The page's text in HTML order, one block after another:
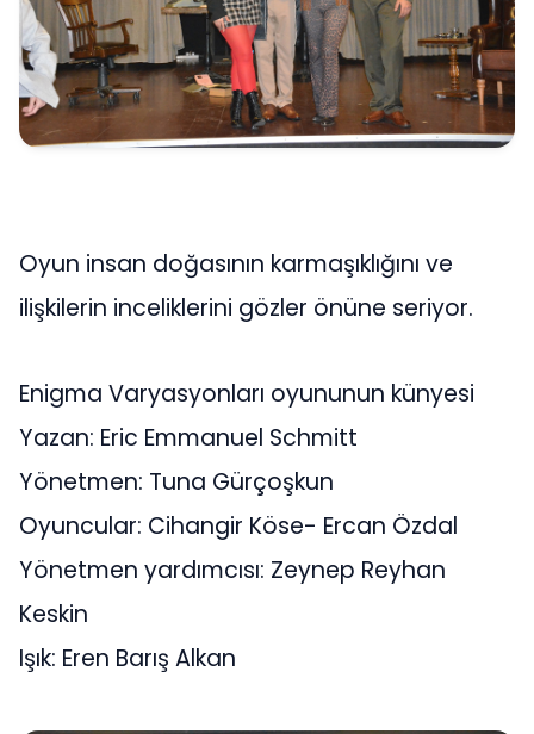
Oyun insan doğasının karmaşıklığını ve
ilişkilerin inceliklerini gözler önüne seriyor.
Enigma Varyasyonları oyununun künyesi
Yazan: Eric Emmanuel Schmitt
Yönetmen: Tuna Gürçoşkun
Oyuncular: Cihangir Köse- Ercan Özdal
Yönetmen yardımcısı: Zeynep Reyhan
Keskin
Işık: Eren Barış Alkan